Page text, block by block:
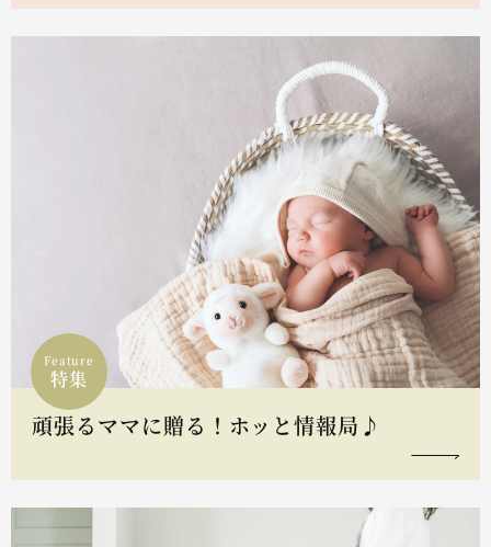
Feature
特集
頑張るママに贈る！ホッと情報局♪